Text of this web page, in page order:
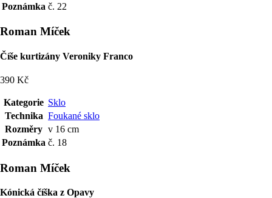
Poznámka č. 22
Roman Míček
Číše kurtizány Veroniky Franco
390 Kč
Kategorie Sklo
Technika Foukané sklo
Rozměry v 16 cm
Poznámka č. 18
Roman Míček
Kónická číška z Opavy